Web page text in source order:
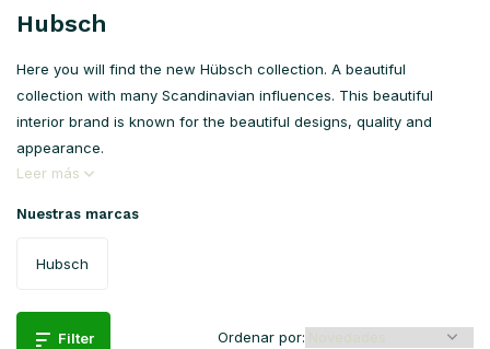
Hubsch
Here you will find the new Hübsch collection. A beautiful
collection with many Scandinavian influences. This beautiful
interior brand is known for the beautiful designs, quality and
appearance.
Leer más
Nuestras marcas
Hubsch
Filter Ordenar por: